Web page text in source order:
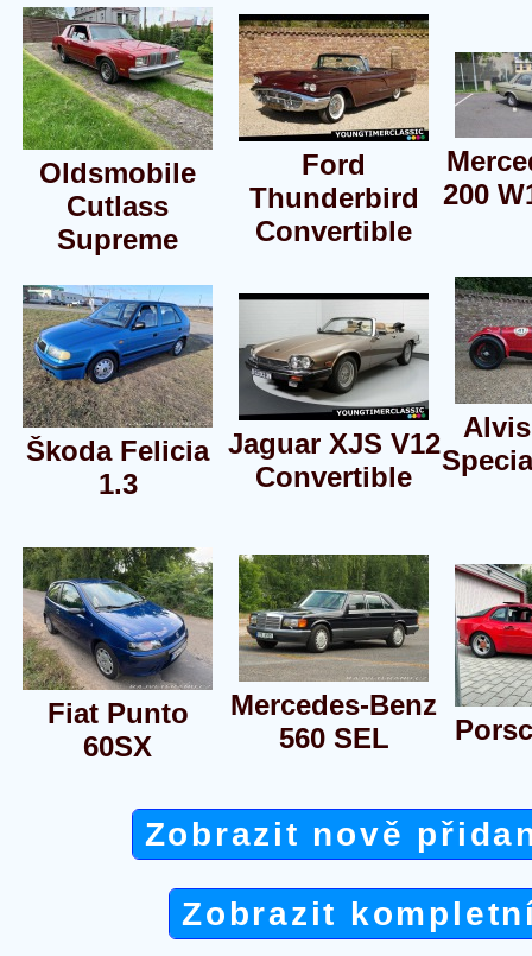
Oldsmobile
Cutlass
Supreme
Ford
Thunderbird
Convertible
200
Škoda Felicia
1.3
Jaguar XJS V12
Convertible
Fiat Punto
60SX
Mercedes-Benz
560 SEL
Zobrazit nově
Zobrazit